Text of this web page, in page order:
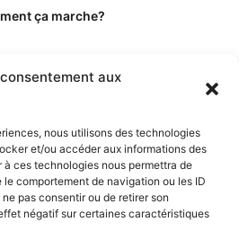
aux
nous utilisons des technologies
et/ou accéder aux informations des
ces technologies nous permettra de
comportement de navigation ou les ID
pas consentir ou de retirer son
négatif sur certaines caractéristiques
ça marche?
Les éditeurs
et collaborateurs